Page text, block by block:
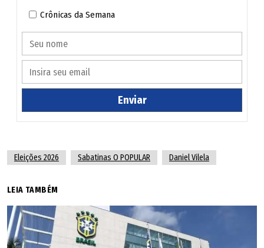
Crônicas da Semana
Enviar
Eleições 2026 Sabatinas O POPULAR Daniel Vilela
LEIA TAMBÉM